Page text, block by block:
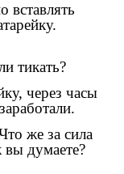
вставлять
тикать?
через часы
же за сила
вы думаете?